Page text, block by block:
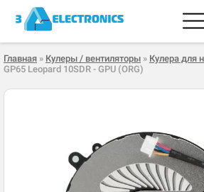
Главная » Кулеры / вентиляторы » Кулера для
GP65 Leopard 10SDR - GPU (ORG)